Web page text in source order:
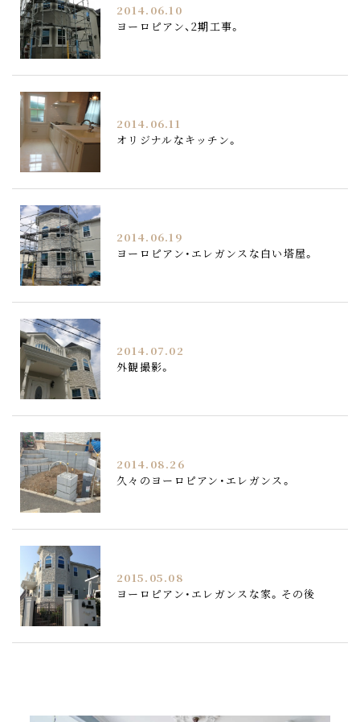
2014.06.10
ヨーロピアン、2期工事。
2014.06.11
オリジナルなキッチン。
2014.06.19
ヨーロピアン・エレガンスな白い塔屋。
2014.07.02
外観撮影。
2014.08.26
久々のヨーロピアン・エレガンス。
2015.05.08
ヨーロピアン・エレガンスな家。その後